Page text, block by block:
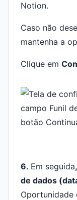
Notion.
Caso não
mantenha a
Clique em
6. Em seguida,
de dados
Oportunidade